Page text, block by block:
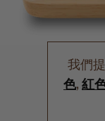
我們
色, 紅